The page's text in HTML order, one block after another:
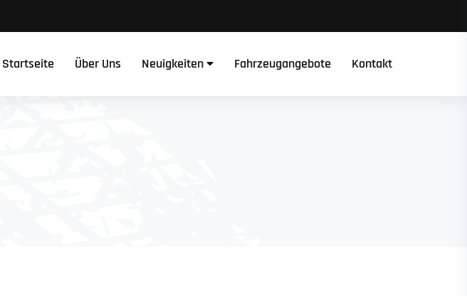
Startseite Über Uns Neuigkeiten Fahrzeugangebote Kontakt